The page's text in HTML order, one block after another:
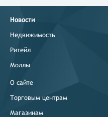
Новости
Недвижимость
Ритейл
Моллы
О сайте
Торговым центрам
Магазинам